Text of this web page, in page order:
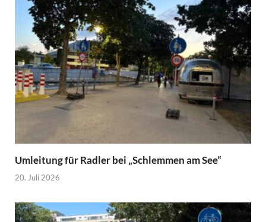
Umleitung für Radler bei „Schlemmen am See“
20. Juli 2026